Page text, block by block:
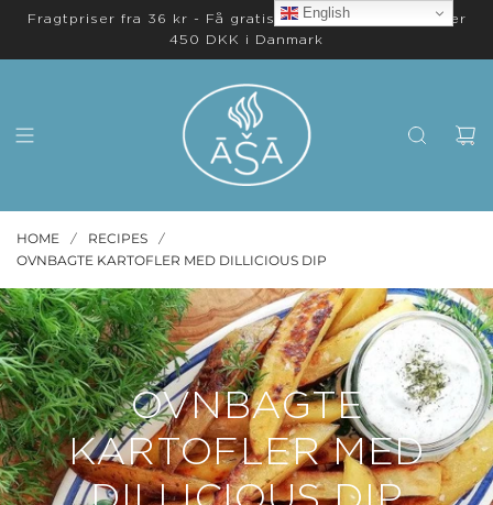
Fragtpriser fra 36 kr - Få gratis levering på ordrer over
450 DKK i Danmark
HOME / RECIPES /
OVNBAGTE KARTOFLER MED DILLICIOUS DIP
OVNBAGTE
KARTOFLER MED
English